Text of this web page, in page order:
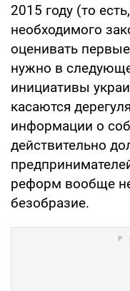
2015 году (то
необходимого
оценивать
нужно в
инициативы
касаются
информации о
действительно
реформ вообще
безобразие.